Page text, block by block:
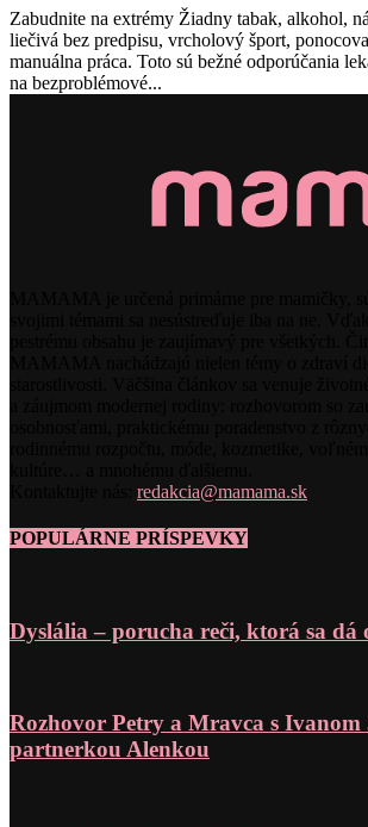
Zabudnite na extrémy Žiadny tabak, alkohol,
liečivá bez predpisu, vrcholový šport,
manuálna práca. Toto sú bežné odporúčania
na bezproblémové...
redakcia@mamama.sk
POPULÁRNE PRÍSPEVKY
Dyslália – porucha reči, ktorá sa
Rozhovor Petry a Mravca s Ivanom
partnerkou Alenkou